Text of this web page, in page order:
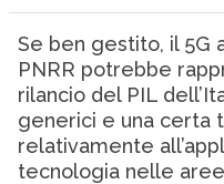
Se ben gestito, il 5G
PNRR potrebbe
rilancio del PIL
generici e una certa
relativamente
tecnologia nelle